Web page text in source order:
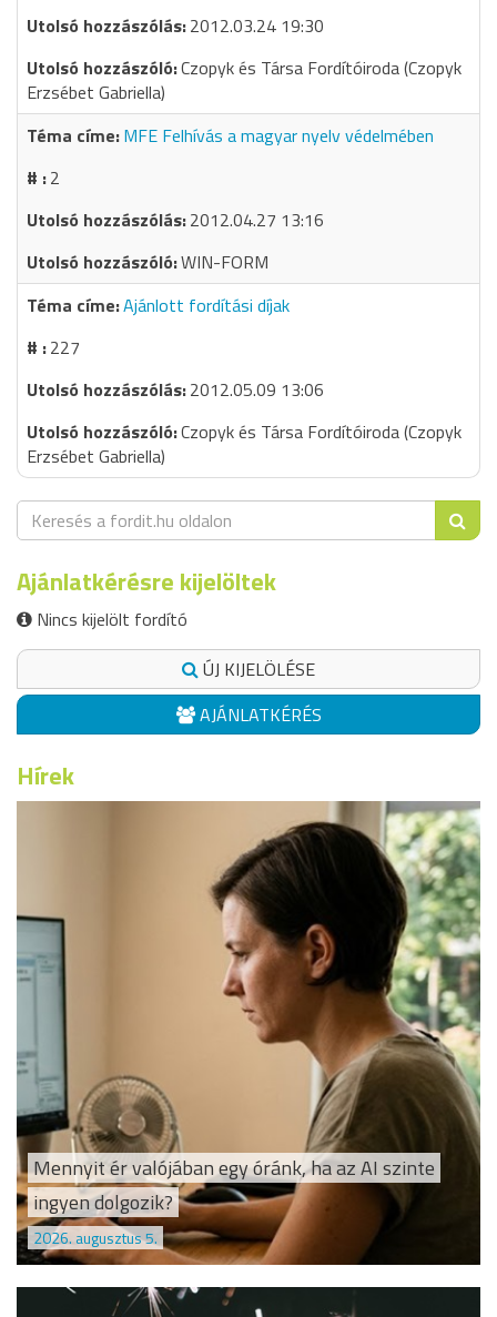
2012.03.24 19:30
Czopyk és Társa Fordítóiroda (Czopyk
Erzsébet Gabriella)
MFE Felhívás a magyar nyelv védelmében
2
2012.04.27 13:16
WIN-FORM
Ajánlott fordítási díjak
227
2012.05.09 13:06
Czopyk és Társa Fordítóiroda (Czopyk
Erzsébet Gabriella)
Ajánlatkérésre kijelöltek
Nincs kijelölt fordító
ÚJ KIJELÖLÉSE
AJÁNLATKÉRÉS
Hírek
Mennyit ér valójában egy óránk, ha az AI szinte
ingyen dolgozik?
2026. augusztus 5.